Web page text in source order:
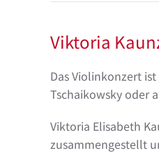
Viktoria
Das Violinkonzert
Tschaikowsky oder
Viktoria Elisabeth
zusammengestellt